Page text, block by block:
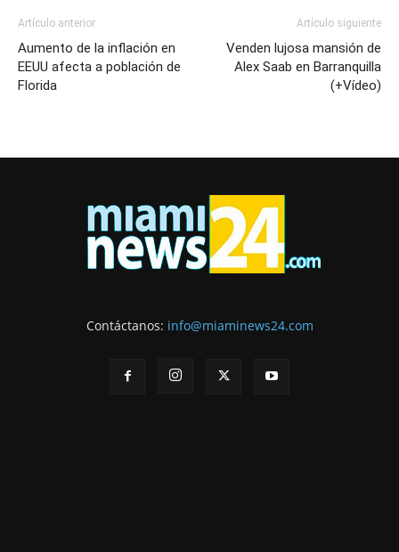
Artículo anterior
Aumento de la inflación en
EEUU afecta a población de
Florida
Artículo siguiente
Venden lujosa mansión de
Alex Saab en Barranquilla
(+Vídeo)
Contáctanos: info@miaminews24.com